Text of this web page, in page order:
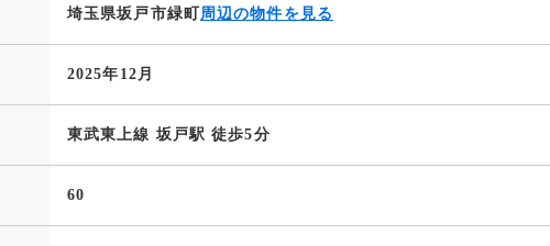
埼玉県坂戸市緑町 周辺の物件を見る
2025年12月
東武東上線 坂戸駅 徒歩5分
60